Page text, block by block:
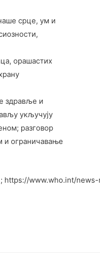
срце, ум и
орашастих
здравље и
укључују
разговор
и ограничавање
https://www.who.int/